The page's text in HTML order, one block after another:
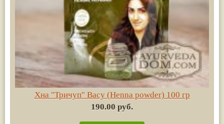
Хна "Тричуп" Васу (Henna powder) 100 гр
190.00 руб.